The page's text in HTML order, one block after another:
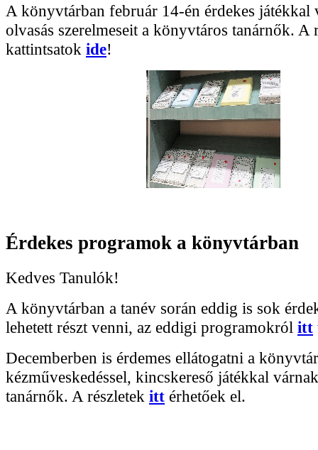
A könyvtárban február 14-én érdekes játékkal
olvasás szerelmeseit a könyvtáros tanárnők. A
kattintsatok ide!
Érdekes programok a könyvtárban
Kedves Tanulók!
A könyvtárban a tanév során eddig is sok
lehetett részt venni, az eddigi programokról itt
Decemberben is érdemes ellátogatni a
kézműveskedéssel, kincskereső játékkal
tanárnők. A részletek itt érhetőek el.